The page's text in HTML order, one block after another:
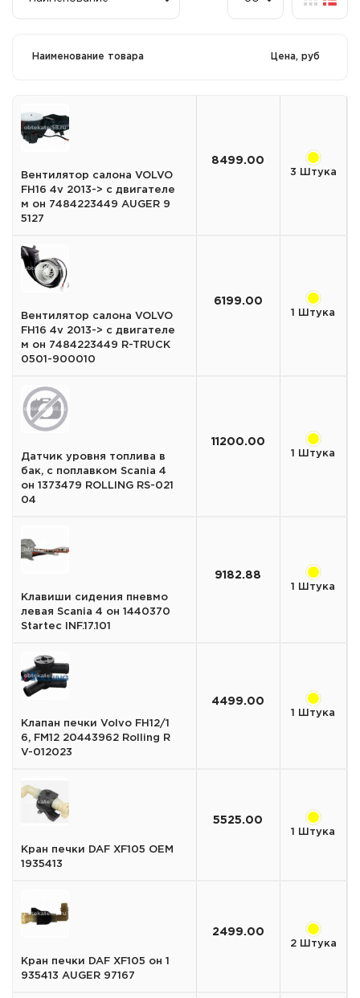
Наименование товара Цена, руб
Вентилятор салона VOLVO
FH16 4v 2013-> с двигателе
м он 7484223449 AUGER 9
5127
8499.00
3 Штука
Вентилятор салона VOLVO
FH16 4v 2013-> с двигателе
м он 7484223449 R-TRUCK
0501-900010
6199.00
1 Штука
Датчик уровня топлива в
бак, с поплавком Scania 4
он 1373479 ROLLING RS-021
04
11200.00
1 Штука
Клавиши сидения пневмо
левая Scania 4 он 1440370
Startec INF.17.101
9182.88
1 Штука
Клапан печки Volvo FH12/1
6, FM12 20443962 Rolling R
V-012023
4499.00
1 Штука
Кран печки DAF XF105 OEM
1935413
5525.00
1 Штука
Кран печки DAF XF105 он 1
935413 AUGER 97167
2499.00
2 Штука